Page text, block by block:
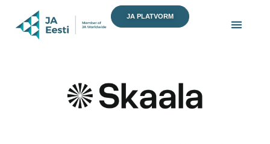
content
JA PLATVORM